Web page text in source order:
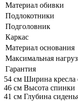
Материал обивки
Подлокотники
Подголовник
Каркас
Материал основания
Максимальная
Гарантия
54 см Ширина кресла
46 см Высота спинки
41 см Глубина